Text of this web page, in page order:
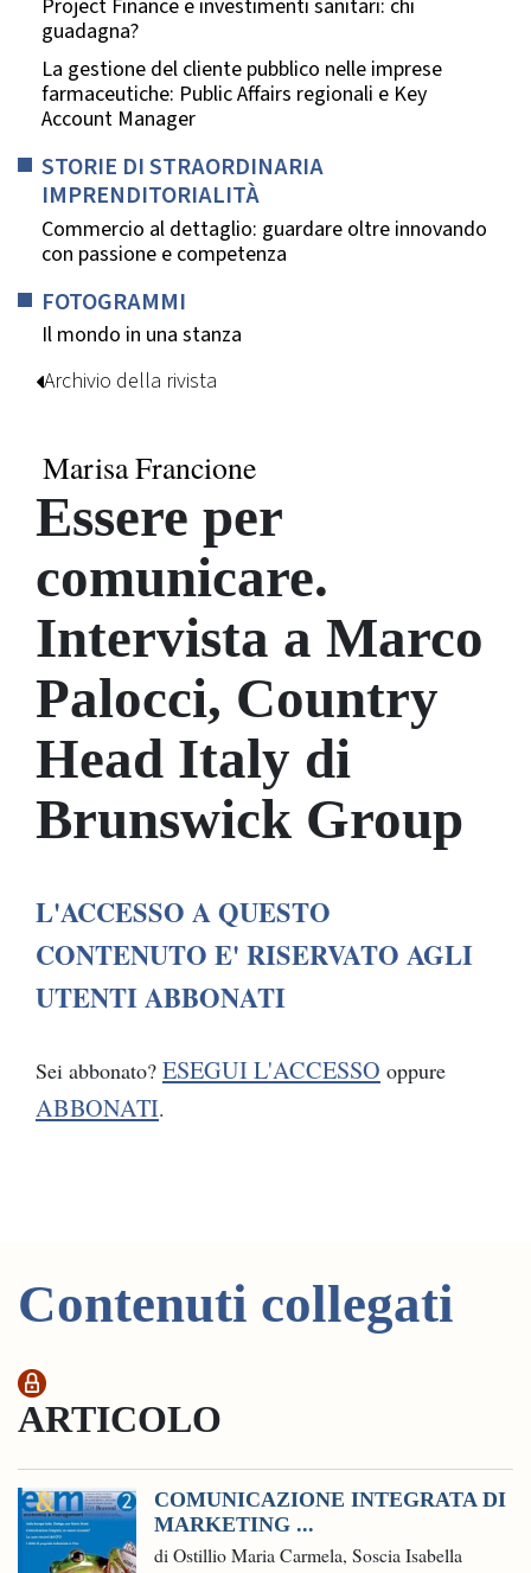
Project Finance e investimenti sanitari: chi
guadagna?
La gestione del cliente pubblico nelle imprese
farmaceutiche: Public Affairs regionali e Key
Account Manager
STORIE DI STRAORDINARIA
IMPRENDITORIALITÀ
Commercio al dettaglio: guardare oltre innovando
con passione e competenza
FOTOGRAMMI
Il mondo in una stanza
Archivio della rivista
Marisa Francione
Essere per
comunicare.
Intervista a Marco
Palocci, Country
Head Italy di
Brunswick Group
L'ACCESSO A QUESTO
CONTENUTO E' RISERVATO AGLI
UTENTI ABBONATI
Sei abbonato? ESEGUI L'ACCESSO oppure
ABBONATI.
Contenuti collegati
ARTICOLO
COMUNICAZIONE INTEGRATA DI
MARKETING ...
di Ostillio Maria Carmela, Soscia Isabella